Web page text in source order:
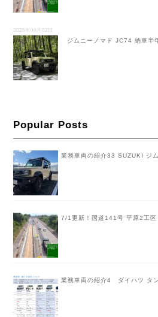
2026年06月02日
ジムニーノマド JC74 納車半
Popular Posts
業務車両の紹介33 SUZUKI ジ
7/1更新！国道141号 平原2工区
業務車両の紹介4 ダイハツ タ